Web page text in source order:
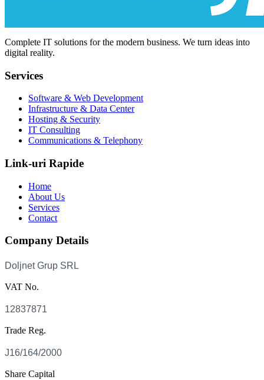
Complete IT solutions for the modern business. We turn ideas into
digital reality.
Services
Software & Web Development
Infrastructure & Data Center
Hosting & Security
IT Consulting
Communications & Telephony
Link-uri Rapide
Home
About Us
Services
Contact
Company Details
VAT No.
Trade Reg.
Share Capital